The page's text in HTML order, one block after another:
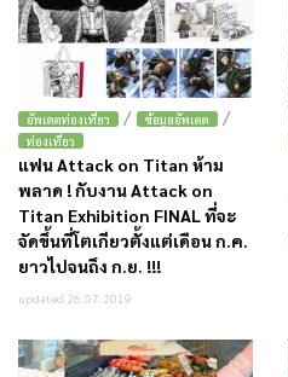
อัพเดตท่องเที่ยว / ข้อมูลอัพเดต /
ท่องเที่ยว
แฟน Attack on Titan ห้าม
พลาด ! กับงาน Attack on
Titan Exhibition FINAL ที่จะ
จัดขึ้นที่โตเกียวตั้งแต่เดือน ก.ค.
ยาวไปจนถึง ก.ย. !!!
updated 26.07.2019